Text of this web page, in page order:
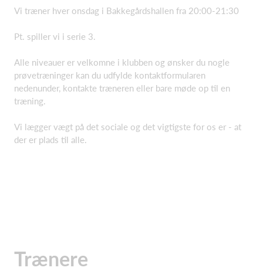
Vi træner hver onsdag i Bakkegårdshallen fra 20:00-21:30
Pt. spiller vi i serie 3.
Alle niveauer er velkomne i klubben og ønsker du nogle
prøvetræninger kan du udfylde kontaktformularen
nedenunder, kontakte træneren eller bare møde op til en
træning.
Vi lægger vægt på det sociale og det vigtigste for os er - at
der er plads til alle.
Trænere